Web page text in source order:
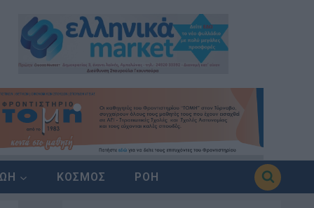
ΚΟΣΜΟΣ ΡΟΗ